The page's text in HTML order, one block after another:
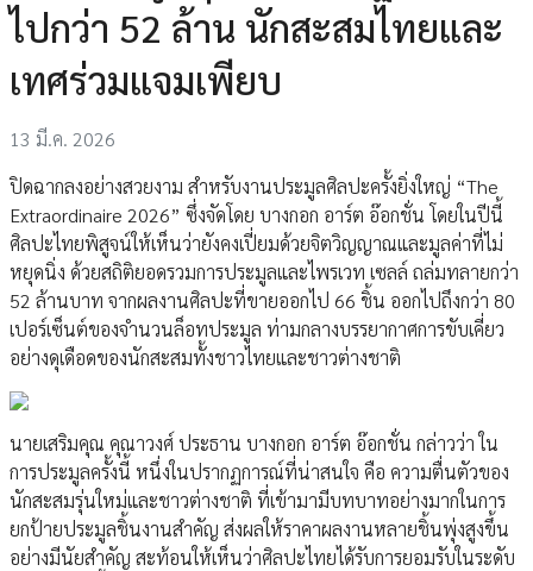
ไปกว่า 52 ล้าน นักสะสมไทยและ
เทศร่วมแจมเพียบ
13 มี.ค. 2026
ปิดฉากลงอย่างสวยงาม สำหรับงานประมูลศิลปะครั้งยิ่งใหญ่ “The
Extraordinaire 2026” ซึ่งจัดโดย บางกอก อาร์ต อ๊อกชั่น โดยในปีนี้
ศิลปะไทยพิสูจน์ให้เห็นว่ายังคงเปี่ยมด้วยจิตวิญญาณและมูลค่าที่ไม่
หยุดนิ่ง ด้วยสถิติยอดรวมการประมูลและไพรเวท เซลล์ ถล่มทลายกว่า
52 ล้านบาท จากผลงานศิลปะที่ขายออกไป 66 ชิ้น ออกไปถึงกว่า 80
เปอร์เซ็นต์ของจำนวนล็อทประมูล ท่ามกลางบรรยากาศการขับเคี่ยว
อย่างดุเดือดของนักสะสมทั้งชาวไทยและชาวต่างชาติ
นายเสริมคุณ คุณาวงศ์ ประธาน บางกอก อาร์ต อ๊อกชั่น กล่าวว่า ใน
การประมูลครั้งนี้ หนึ่งในปรากฏการณ์ที่น่าสนใจ คือ ความตื่นตัวของ
นักสะสมรุ่นใหม่และชาวต่างชาติ ที่เข้ามามีบทบาทอย่างมากในการ
ยกป้ายประมูลชิ้นงานสำคัญ ส่งผลให้ราคาผลงานหลายชิ้นพุ่งสูงขึ้น
อย่างมีนัยสำคัญ สะท้อนให้เห็นว่าศิลปะไทยได้รับการยอมรับในระดับ